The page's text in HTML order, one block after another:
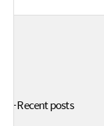
+ Recent posts